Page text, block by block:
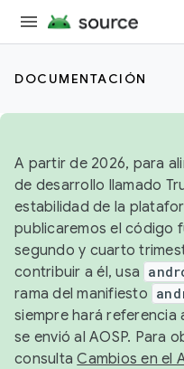
DOCUMENTACIÓN
A partir de 2026, para
de desarrollo llamado
estabilidad de la
publicaremos el código
segundo y cuarto
contribuir a él, usa
rama del manifiesto
siempre hará referencia
se envió al AOSP. Para
consultaCambios en el